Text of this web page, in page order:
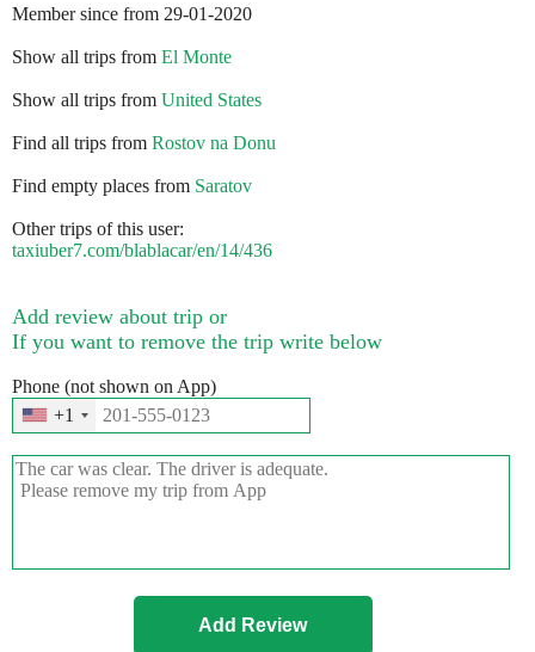
Member since from 29-01-2020
Show all trips from El Monte
Show all trips from United States
Find all trips from Rostov na Donu
Find empty places from Saratov
Other trips of this user:
taxiuber7.com/blablacar/en/14/436
Add review about trip or
If you want to remove the trip write below
Phone (not shown on App)
+1